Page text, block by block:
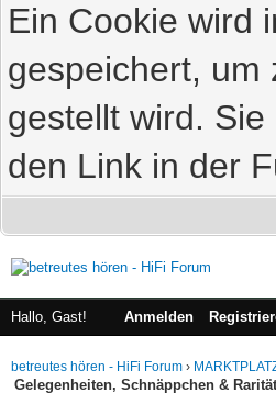
Ein Cookie wird
gespeichert, um
gestellt wird.
den Link in der
Hallo, Gast! Anmelden
betreutes hören - HiFi Forum ›
Gelegenheiten, Schnäppchen &